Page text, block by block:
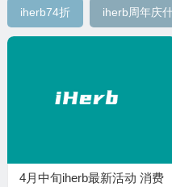
iherb74折 iherb周年庆
4月中旬iherb最新活动 消费